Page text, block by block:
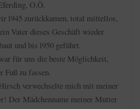
O.Ö.
l945 zurückkamen, total mittellos,
Vater dieses Geschäft wieder
und bis l950 geführt.
für uns die beste Möglichkeit,
Fuß zu fassen.
verwechselte mich mit meiner
Der Mädchenname meiner Mutter